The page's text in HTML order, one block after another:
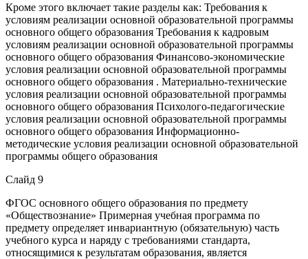
Кроме этого включает такие разделы как: Требования к
условиям реализации основной образовательной программы
основного общего образования Требования к кадровым
условиям реализации основной образовательной программы
основного общего образования Финансово-экономические
условия реализации основной образовательной программы
основного общего образования . Материально-технические
условия реализации основной образовательной программы
основного общего образования Психолого-педагогические
условия реализации основной образовательной программы
основного общего образования Информационно-
методические условия реализации основной образовательной
программы общего образования
Слайд 9
ФГОС основного общего образования по предмету
«Обществознание» Примерная учебная программа по
предмету определяет инвариантную (обязательную) часть
учебного курса и наряду с требованиями стандарта,
относящимися к результатам образования, является